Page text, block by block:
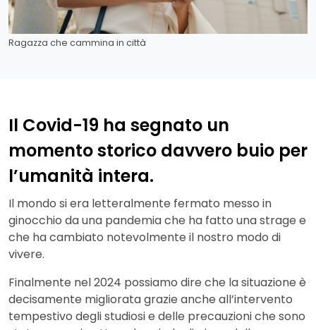
Ragazza che cammina in città
Il Covid-19 ha segnato un
momento storico davvero buio per
l’umanità intera.
Il mondo si era letteralmente fermato messo in
ginocchio da una pandemia che ha fatto una strage e
che ha cambiato notevolmente il nostro modo di
vivere.
Finalmente nel 2024 possiamo dire che la situazione è
decisamente migliorata grazie anche all’intervento
tempestivo degli studiosi e delle precauzioni che sono